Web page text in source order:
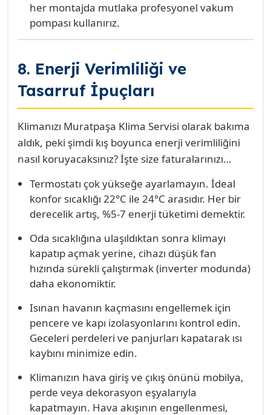
her montajda mutlaka profesyonel vakum
pompası kullanırız.
8. Enerji Verimliliği ve
Tasarruf İpuçları
Klimanızı Muratpaşa Klima Servisi olarak bakıma
aldık, peki şimdi kış boyunca enerji verimliliğini
nasıl koruyacaksınız? İşte size faturalarınızı
düşürecek ve sıcaklığınızı artıracak profesyonel
ipuçları:
Termostatı çok yükseğe ayarlamayın. İdeal
konfor sıcaklığı 22°C ile 24°C arasıdır. Her bir
derecelik artış, %5-7 enerji tüketimi demektir.
Oda sıcaklığına ulaşıldıktan sonra klimayı
kapatıp açmak yerine, cihazı düşük fan
hızında sürekli çalıştırmak (inverter modunda)
daha ekonomiktir.
Isınan havanın kaçmasını engellemek için
pencere ve kapı izolasyonlarını kontrol edin.
Geceleri perdeleri ve panjurları kapatarak ısı
kaybını minimize edin.
Klimanızın hava giriş ve çıkış önünü mobilya,
perde veya dekorasyon eşyalarıyla
kapatmayın. Hava akışının engellenmesi,